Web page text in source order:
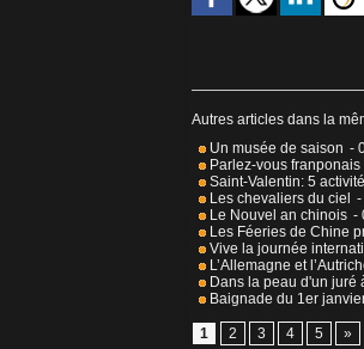
Autres articles dans la
Un musée de saison -
Parlez-vous franponais
Saint-Valentin: 5
Les chevaliers du ciel
-
Le Nouvel an chinois -
Les Féeries de Chine
Vive la journée
L’Allemagne et
Dans la peau d'un juré
Baignade du 1er
1 2 3 4 5 »